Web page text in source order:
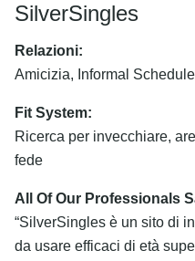
SilverSingles
Relazioni:
Amicizia, Informal
Fit System:
Ricerca per invecchiare,
fede
All Of Our Professionals
“SilverSingles è un sito di
da usare efficaci di età